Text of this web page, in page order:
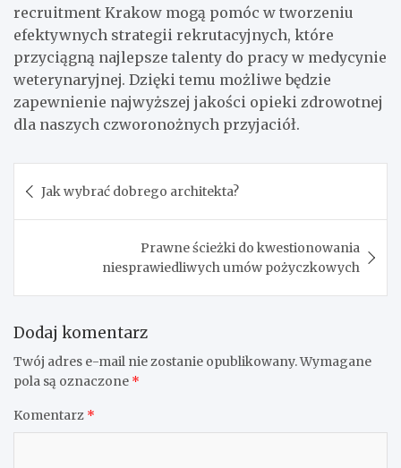
recruitment Krakow mogą pomóc w tworzeniu
efektywnych strategii rekrutacyjnych, które
przyciągną najlepsze talenty do pracy w medycynie
weterynaryjnej. Dzięki temu możliwe będzie
zapewnienie najwyższej jakości opieki zdrowotnej
dla naszych czworonożnych przyjaciół.
wpisu
Jak wybrać dobrego architekta?
Prawne ścieżki do kwestionowania
niesprawiedliwych umów pożyczkowych
Dodaj komentarz
Twój adres e-mail nie zostanie opublikowany.Wymagane
pola są oznaczone *
Komentarz *